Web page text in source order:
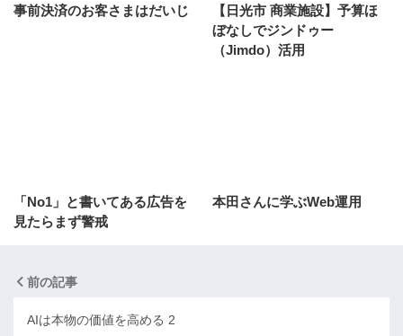
事前決済のお客さまはだいじ
【日光市 商業施設】予算ほ
ぼなしでジンドゥー
（Jimdo‎）活用
「No1」と書いてある広告を
見たらまず警戒
本田さんに学ぶWeb運用
前の記事
AIは本物の価値を高める 2